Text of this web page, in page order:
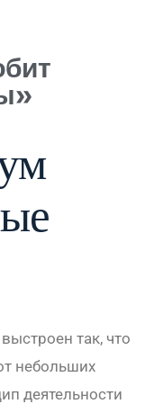
так, что
небольших
деятельности